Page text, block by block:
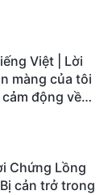
Việt | Lời
màng của tôi
cảm động về
Chứng Lồng
cản trở trong